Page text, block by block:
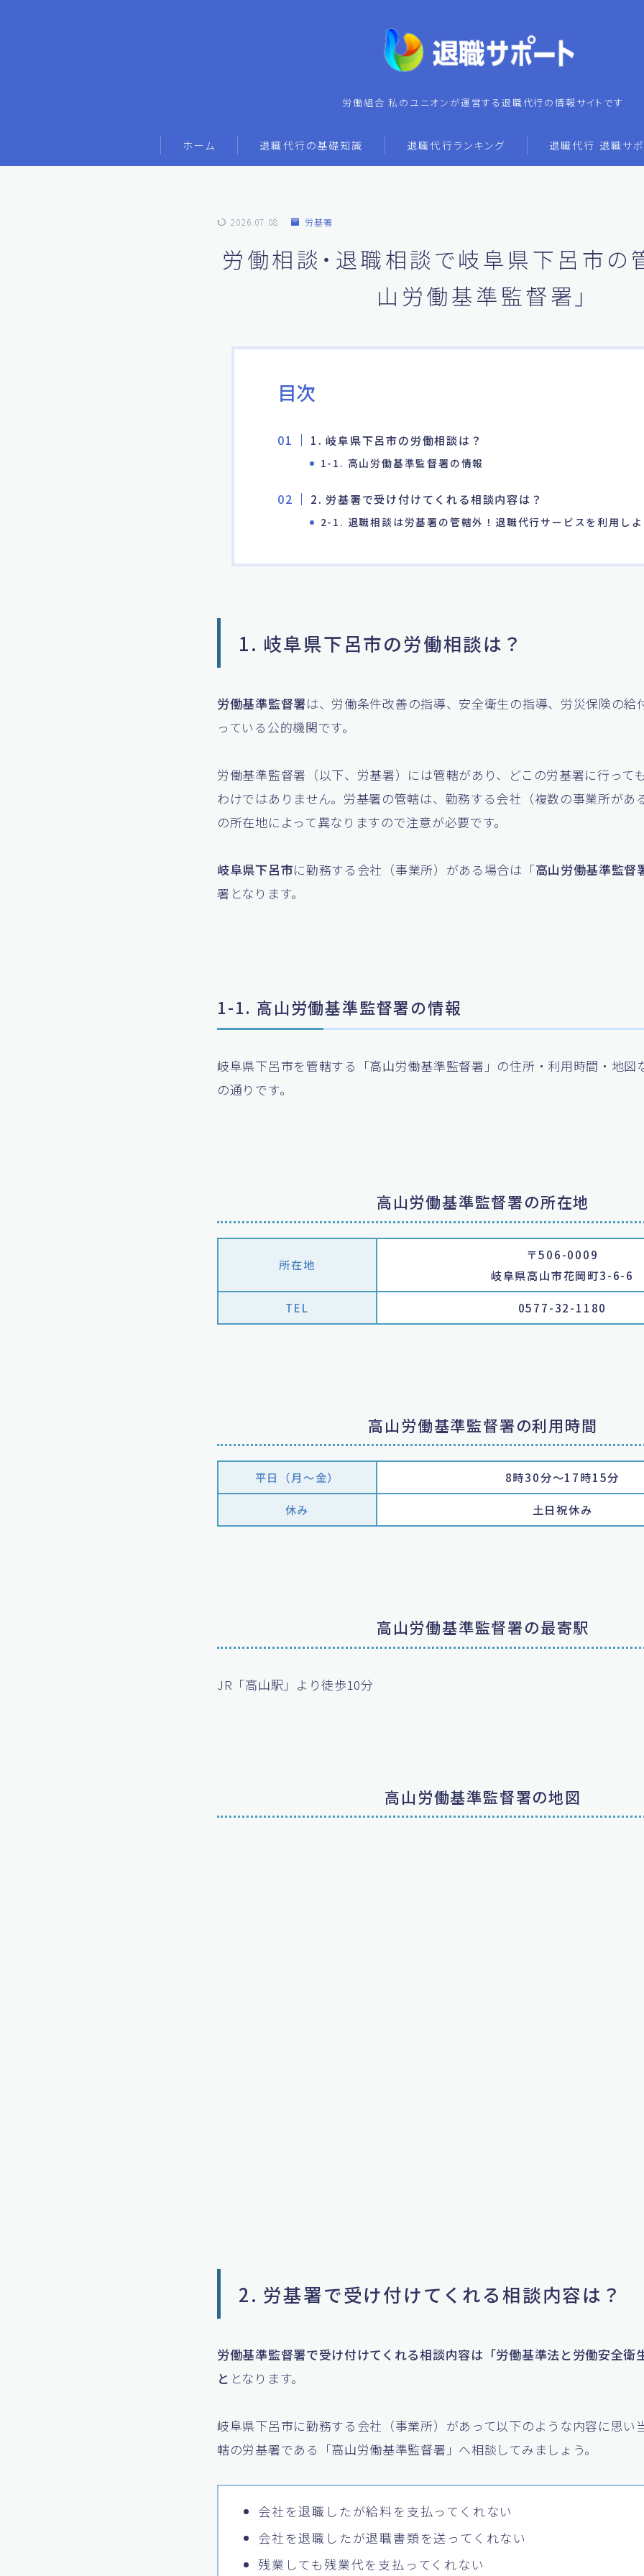
労働組合 私のユニオンが運営する退職代行の情報サイトです
ホーム 退職代行の基礎知識 退職代行ランキング 退職代行 退職サポ
2026.07.08 労基署
労働相談・退職相談で岐阜県下呂市の
山労働基準監督署」
目次
1. 岐阜県下呂市の労働相談は？
1-1. 高山労働基準監督署の情報
2. 労基署で受け付けてくれる相談内容は？
2-1. 退職相談は労基署の管轄外！退職代行サービスを利用しよ
1. 岐阜県下呂市の労働相談は？
労働基準監督署は、労働条件改善の指導、安全衛生の指導、労災保険の給
っている公的機関です。
労働基準監督署（以下、労基署）には管轄があり、どこの労基署に行って
わけではありません。労基署の管轄は、勤務する会社（複数の事業所があ
の所在地によって異なりますので注意が必要です。
岐阜県下呂市に勤務する会社（事業所）がある場合は「高山労働基準監督
署となります。
1-1. 高山労働基準監督署の情報
岐阜県下呂市を管轄する「高山労働基準監督署」の住所・利用時間・地図
の通りです。
高山労働基準監督署の所在地
所在地
〒506-0009
岐阜県高山市花岡町3-6-6
TEL 0577-32-1180
高山労働基準監督署の利用時間
平日（月〜金） 8時30分～17時15分
休み 土日祝休み
高山労働基準監督署の最寄駅
JR「高山駅」より徒歩10分
高山労働基準監督署の地図
2. 労基署で受け付けてくれる相談内容は？
労働基準監督署で受け付けてくれる相談内容は「労働基準法と労働安全衛
と となります。
岐阜県下呂市に勤務する会社（事業所）があって以下のような内容に思い
轄の労基署である「高山労働基準監督署」へ相談してみましょう。
会社を退職したが給料を支払ってくれない
会社を退職したが退職書類を送ってくれない
残業しても残業代を支払ってくれない